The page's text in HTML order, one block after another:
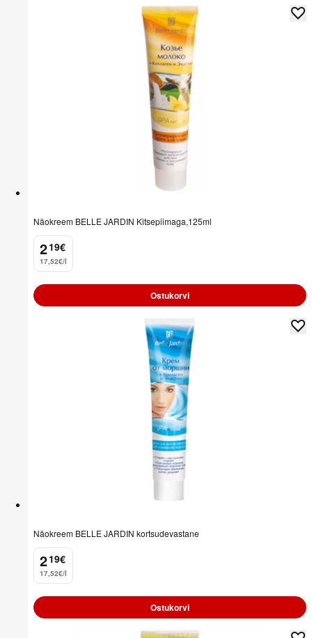
Näokreem BELLE JARDIN Kitsepiimaga,125ml
2
. 19€
17,52€/l
Ostukorvi
Näokreem BELLE JARDIN kortsudevastane
2
. 19€
17,52€/l
Ostukorvi